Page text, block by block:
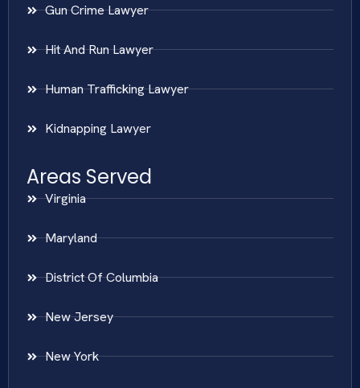
Gun Crime Lawyer
Hit And Run Lawyer
Human Trafficking Lawyer
Kidnapping Lawyer
Areas Served
Virginia
Maryland
District Of Columbia
New Jersey
New York